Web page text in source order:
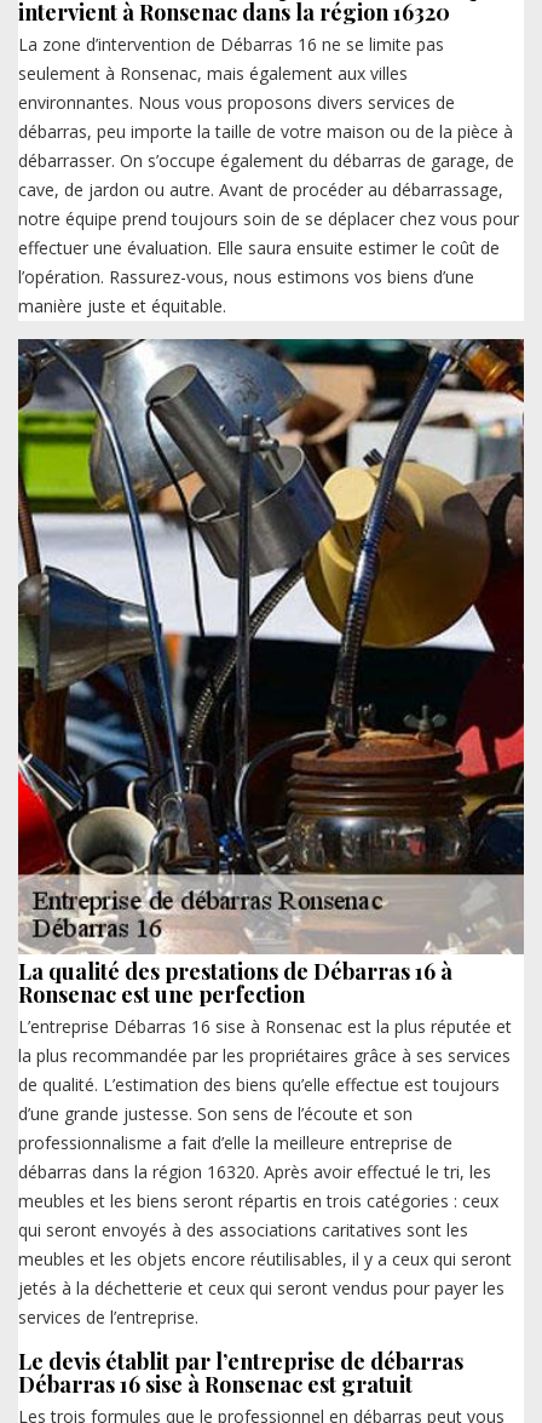
intervient à Ronsenac dans la région 16320
La zone d’intervention de Débarras 16 ne se limite pas
seulement à Ronsenac, mais également aux villes
environnantes. Nous vous proposons divers services de
débarras, peu importe la taille de votre maison ou de la pièce à
débarrasser. On s’occupe également du débarras de garage, de
cave, de jardon ou autre. Avant de procéder au débarrassage,
notre équipe prend toujours soin de se déplacer chez vous pour
effectuer une évaluation. Elle saura ensuite estimer le coût de
l’opération. Rassurez-vous, nous estimons vos biens d’une
manière juste et équitable.
La qualité des prestations de Débarras 16 à
Ronsenac est une perfection
L’entreprise Débarras 16 sise à Ronsenac est la plus réputée et
la plus recommandée par les propriétaires grâce à ses services
de qualité. L’estimation des biens qu’elle effectue est toujours
d’une grande justesse. Son sens de l’écoute et son
professionnalisme a fait d’elle la meilleure entreprise de
débarras dans la région 16320. Après avoir effectué le tri, les
meubles et les biens seront répartis en trois catégories : ceux
qui seront envoyés à des associations caritatives sont les
meubles et les objets encore réutilisables, il y a ceux qui seront
jetés à la déchetterie et ceux qui seront vendus pour payer les
services de l’entreprise.
Le devis établit par l’entreprise de débarras
Débarras 16 sise à Ronsenac est gratuit
Les trois formules que le professionnel en débarras peut vous